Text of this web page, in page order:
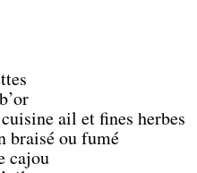
ail et fines herbes
braisé ou fumé
cajou